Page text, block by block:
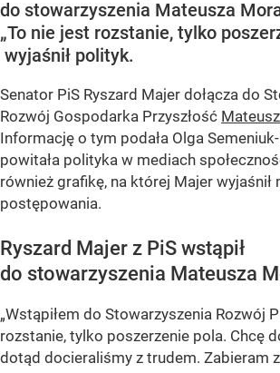
do stowarzyszenia Mateusza
„To nie jest rozstanie, tylko
wyjaśnił polityk.
Senator PiS Ryszard Majer dołącza do
Rozwój Gospodarka Przyszłość
Informację o tym podała Olga
powitała polityka w mediach
również grafikę, na której Majer
postępowania.
Ryszard Majer z PiS wstąpił
do stowarzyszenia Mateusza
„Wstąpiłem do Stowarzyszenia Rozwój
rozstanie, tylko poszerzenie pola. Chcę
dotąd docieraliśmy z trudem. Zabieram